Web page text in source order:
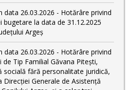
data 26.03.2026 - Hotărâre privind
bugetare la data de 31.12.2025
Argeș
data 26.03.2026 - Hotărâre privind
de Tip Familial Găvana Pitești,
socială fără personalitate juridică,
Direcției Generale de Asistență